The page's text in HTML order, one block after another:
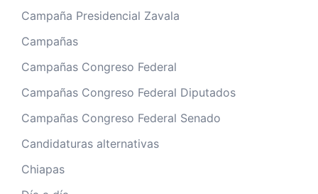
Campaña Presidencial Zavala
Campañas
Campañas Congreso Federal
Campañas Congreso Federal Diputados
Campañas Congreso Federal Senado
Candidaturas alternativas
Chiapas